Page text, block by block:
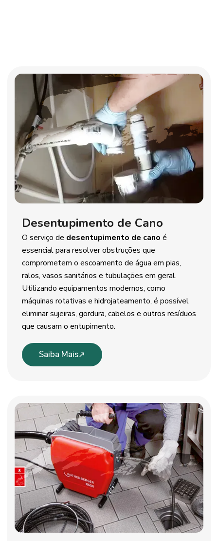
Desentupimento de Cano
O serviço de desentupimento de cano é
essencial para resolver obstruções que
comprometem o escoamento de água em pias,
ralos, vasos sanitários e tubulações em geral.
Utilizando equipamentos modernos, como
máquinas rotativas e hidrojateamento, é possível
eliminar sujeiras, gordura, cabelos e outros resíduos
que causam o entupimento.
Saiba Mais